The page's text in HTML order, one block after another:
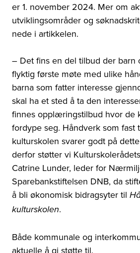
er 1. november 2024. Mer om
utviklingsområder og
nede i artikkelen.
– Det fins en del tilbud der barn
flyktig første møte med ulike
barna som fatter interesse
skal ha et sted å ta den
finnes opplæringstilbud hvor de
fordype seg. Håndverk som fast
kulturskolen svarer godt på
derfor støtter vi
Catrine Lunder, leder for
Sparebankstiftelsen DNB, da
å bli økonomisk bidragsyter til
kulturskolen.
Både kommunale og
aktuelle å gi støtte til.